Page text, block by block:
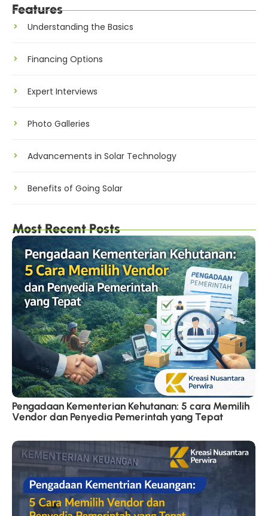
Features
Understanding the Basics
Financing Options
Expert Interviews
Photo Galleries
Advancements in Solar Technology
Benefits of Going Solar
Most Recent Posts
Pengadaan Kementerian Kehutanan: 5 cara Memilih
Vendor dan Penyedia Pemerintah yang Tepat